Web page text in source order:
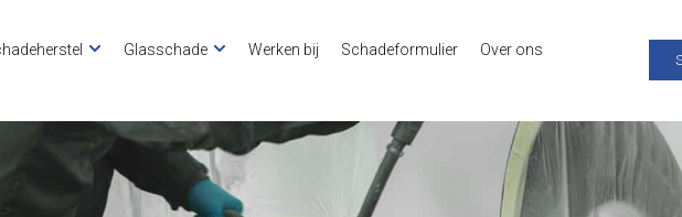
Glasschade Werken bij Schadeformulier
Over ons